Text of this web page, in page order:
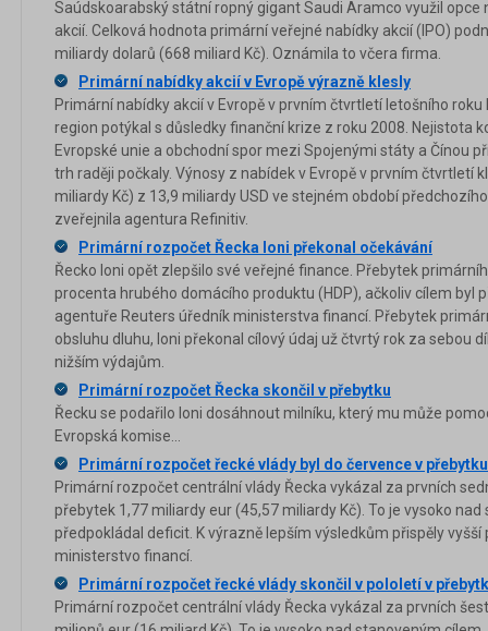
Saúdskoarabský státní ropný gigant Saudi Aramco využil opce
akcií. Celková hodnota primární veřejné nabídky akcií (IPO)
miliardy dolarů (668 miliard Kč). Oznámila to včera firma.
Primární nabídky akcií v Evropě výrazně klesly
Primární nabídky akcií v Evropě v prvním čtvrtletí letošního roku
region potýkal s důsledky finanční krize z roku 2008. Nejistota
Evropské unie a obchodní spor mezi Spojenými státy a Čínou
trh raději počkaly. Výnosy z nabídek v Evropě v prvním čtvrtletí
miliardy Kč) z 13,9 miliardy USD ve stejném období
zveřejnila agentura Refinitiv.
Primární rozpočet Řecka loni překonal očekávání
Řecko loni opět zlepšilo své veřejné finance. Přebytek
procenta hrubého domácího produktu (HDP), ačkoliv cílem byl
agentuře Reuters úředník ministerstva financí. Přebytek
obsluhu dluhu, loni překonal cílový údaj už čtvrtý rok za sebou
nižším výdajům.
Primární rozpočet Řecka skončil v přebytku
Řecku se podařilo loni dosáhnout milníku, který mu může
Evropská komise...
Primární rozpočet řecké vlády byl do července v přebytku
Primární rozpočet centrální vlády Řecka vykázal za prvních
přebytek 1,77 miliardy eur (45,57 miliardy Kč). To je vysoko
předpokládal deficit. K výrazně lepším výsledkům přispěly vyšší
ministerstvo financí.
Primární rozpočet řecké vlády skončil v pololetí v
Primární rozpočet centrální vlády Řecka vykázal za prvních